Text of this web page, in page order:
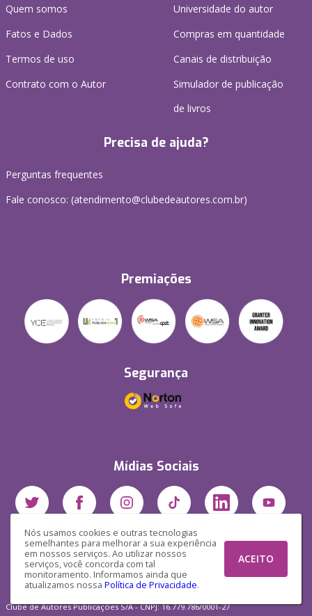
Nós usamos cookies e outras tecnologias
semelhantes para melhorar a sua experiência
em nossos serviços. Ao utilizar nossos
serviços, você concorda com tal
monitoramento. Informamos ainda que
atualizamos nossa Política de Privacidade.
ACEITO
Quem somos
Fatos e Dados
Termos de uso
Contrato com o Autor
Universidade do autor
Compras em quantidade
Canais de distribuição
Simulador de publicação
de livros
Precisa de ajuda?
Perguntas frequentes
Fale conosco: (atendimento@clubedeautores.com.br)
Premiações
Segurança
Mídias Sociais
Clube de Autores Publicações S/A - CNPJ: 16.779.786/0001-27